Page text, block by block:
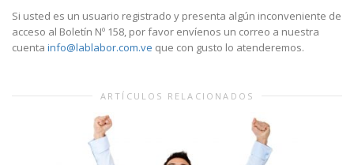
Si usted es un usuario registrado y presenta algún inconveniente de
acceso al Boletín Nº 158, por favor envíenos un correo a nuestra
cuenta info@lablabor.com.ve que con gusto lo atenderemos.
ARTÍCULOS RELACIONADOS